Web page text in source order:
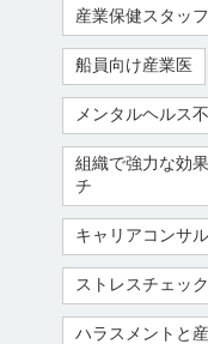
産業保健スタッ
船員向け産業医
メンタルヘルス
組織で強力な効
チ
キャリアコンサ
ストレスチェック
ハラスメントと